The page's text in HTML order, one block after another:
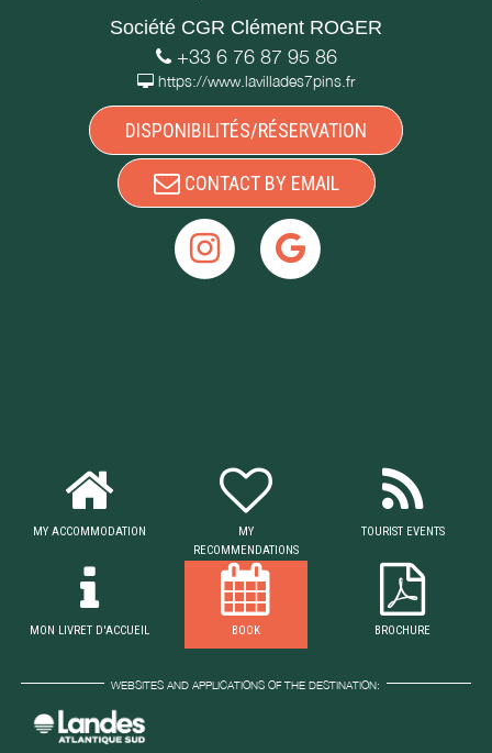
Société CGR Clément ROGER
+33 6 76 87 95 86
https://www.lavillades7pins.fr
DISPONIBILITÉS/RÉSERVATION
CONTACT BY EMAIL
MY ACCOMMODATION
MY
RECOMMENDATIONS
TOURIST EVENTS
MON LIVRET D'ACCUEIL BOOK BROCHURE
WEBSITES AND APPLICATIONS OF THE DESTINATION: